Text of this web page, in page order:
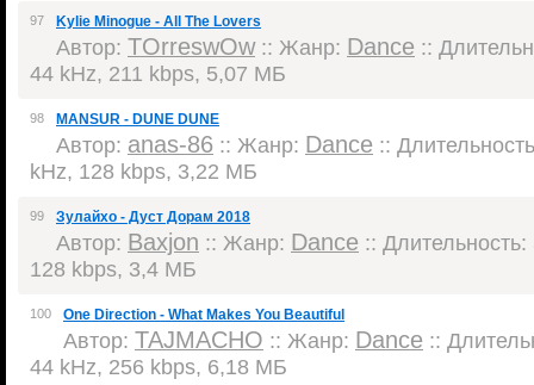
97 Kylie Minogue - All The Lovers
Автор: TOrreswOw:: Жанр: Dance ::
44 kHz, 211 kbps, 5,07 МБ
98 MANSUR - DUNE DUNE
Автор: anas-86 :: Жанр: Dance ::
kHz, 128 kbps, 3,22 МБ
99 Зулайхо - Дуст Дорам 2018
Автор: Baxjon :: Жанр: Dance ::
128 kbps, 3,4 МБ
100 One Direction - What Makes You Beautiful
Автор: TAJMACHO :: Жанр: Dance ::
44 kHz, 256 kbps, 6,18 МБ